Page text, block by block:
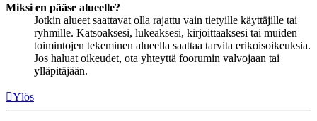
Miksi en pääse alueelle?
Jotkin alueet saattavat olla rajattu vain tietyille käyttäjille tai
ryhmille. Katsoaksesi, lukeaksesi, kirjoittaaksesi tai muiden
toimintojen tekeminen alueella saattaa tarvita erikoisoikeuksia.
Jos haluat oikeudet, ota yhteyttä foorumin valvojaan tai
ylläpitäjään.
Ylös